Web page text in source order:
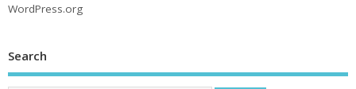
WordPress.org
Search